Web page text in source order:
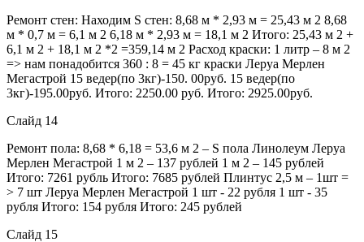
Ремонт стен: Находим S стен: 8,68 м * 2,93 м = 25,43 м 2 8,68
м * 0,7 м = 6,1 м 2 6,18 м * 2,93 м = 18,1 м 2 Итого: 25,43 м 2 +
6,1 м 2 + 18,1 м 2 *2 =359,14 м 2 Расход краски: 1 литр – 8 м 2
=> нам понадобится 360 : 8 = 45 кг краски Леруа Мерлен
Мегастрой 15 ведер(по 3кг)-150. 00руб. 15 ведер(по
3кг)-195.00руб. Итого: 2250.00 руб. Итого: 2925.00руб.
Слайд 14
Ремонт пола: 8,68 * 6,18 = 53,6 м 2 – S пола Линолеум Леруа
Мерлен Мегастрой 1 м 2 – 137 рублей 1 м 2 – 145 рублей
Итого: 7261 рубль Итого: 7685 рублей Плинтус 2,5 м – 1шт =
> 7 шт Леруа Мерлен Мегастрой 1 шт - 22 рубля 1 шт - 35
рубля Итого: 154 рубля Итого: 245 рублей
Слайд 15